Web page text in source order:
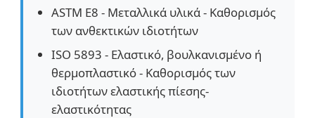
Εξοπλισμός δοκιμής συγκολλητικών
μηχανή δοκιμής υφασμάτων
Ελεγκτής θερμοκρασίας και υγρασίας
ASTM E8 - Μεταλλικά υλικά - Καθορισμός
των ανθεκτικών ιδιοτήτων
ISO 5893 - Ελαστικό, βουλκανισμένο ή
θερμοπλαστικό - Καθορισμός των
ιδιοτήτων ελαστικής πίεσης-
ελαστικότητας